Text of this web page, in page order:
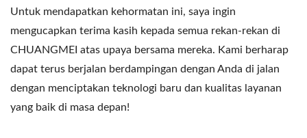
Untuk mendapatkan kehormatan ini, saya ingin
mengucapkan terima kasih kepada semua rekan-rekan di
CHUANGMEI atas upaya bersama mereka. Kami berharap
dapat terus berjalan berdampingan dengan Anda di jalan
dengan menciptakan teknologi baru dan kualitas layanan
yang baik di masa depan!